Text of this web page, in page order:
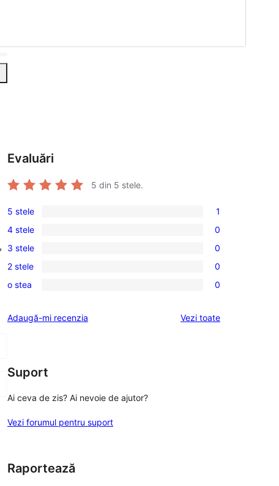
Evaluări
5 din 5 stele.
5
–
recenzie
(stele)
5 stele 1
4
–
recenzii
4 stele 0
0
3
–
(stele)
3 stele 0
2
recenzii
2 stele 0
0
–
o stea 0
Adaugă-mi recenzia Vezi toaterecenziile
Suport
Ai ceva de zis? Ai nevoie de ajutor?
Vezi forumul pentru suport
Raportează